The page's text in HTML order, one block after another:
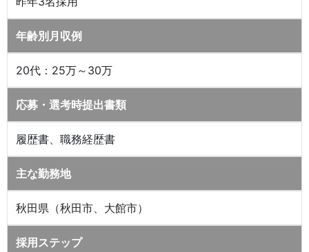
年齢別月収例
20代：25万～30万
応募・選考時提出書類
履歴書、職務経歴書
主な勤務地
秋田県（秋田市、大館市）
採用ステップ